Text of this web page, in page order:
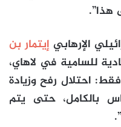
هذا”.
الإرهابي إيتمار بن
للسامية في لاهاي،
احتلال رفح وزيادة
بالكامل، حتى يتم